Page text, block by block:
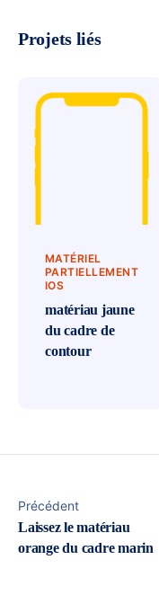
Projets liés
MATÉRIEL
PARTIELLEMENT
IOS
matériau jaune
du cadre de
contour
Précédent
Laissez le matériau
orange du cadre marin